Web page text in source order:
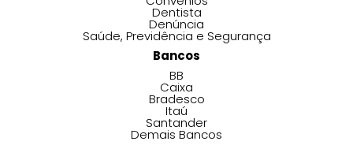
Dentista
Denúncia
Saúde, Previdência e Segurança
Bancos
BB
Caixa
Bradesco
Itaú
Santander
Demais Bancos